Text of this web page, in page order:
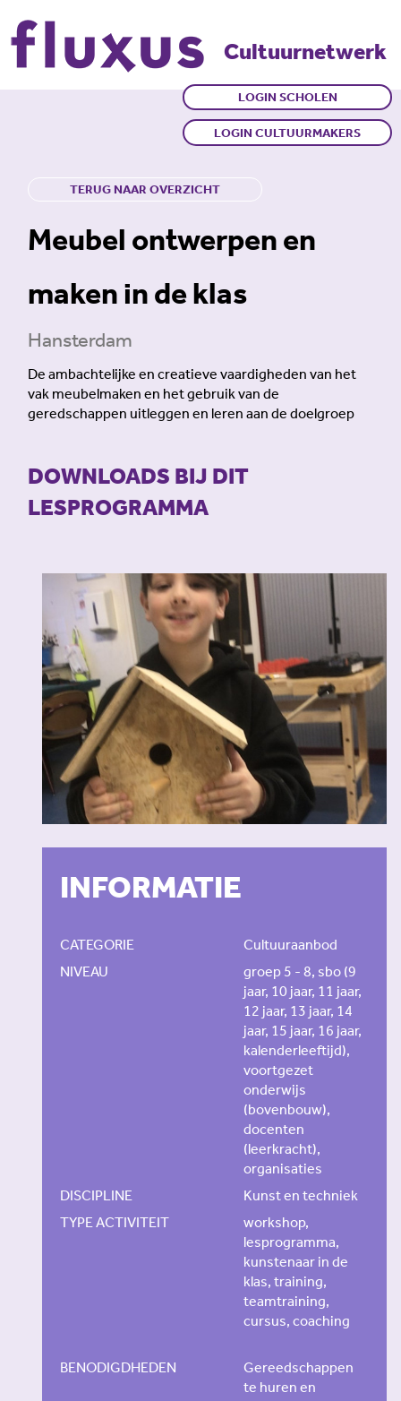
Cultuurnetwerk
LOGIN SCHOLEN
LOGIN CULTUURMAKERS
TERUG NAAR OVERZICHT
Meubel ontwerpen en
maken in de klas
Hansterdam
De ambachtelijke en creatieve vaardigheden van het
vak meubelmaken en het gebruik van de
geredschappen uitleggen en leren aan de doelgroep
DOWNLOADS BIJ DIT
LESPROGRAMMA
INFORMATIE
CATEGORIE
Cultuuraanbod
NIVEAU
groep 5 - 8, sbo (9
jaar, 10 jaar, 11 jaar,
12 jaar, 13 jaar, 14
jaar, 15 jaar, 16 jaar,
kalenderleeftijd),
voortgezet
onderwijs
(bovenbouw),
docenten
(leerkracht),
organisaties
DISCIPLINE
Kunst en techniek
TYPE ACTIVITEIT
workshop,
lesprogramma,
kunstenaar in de
klas, training,
teamtraining,
cursus, coaching
BENODIGDHEDEN
Gereedschappen
te huren en